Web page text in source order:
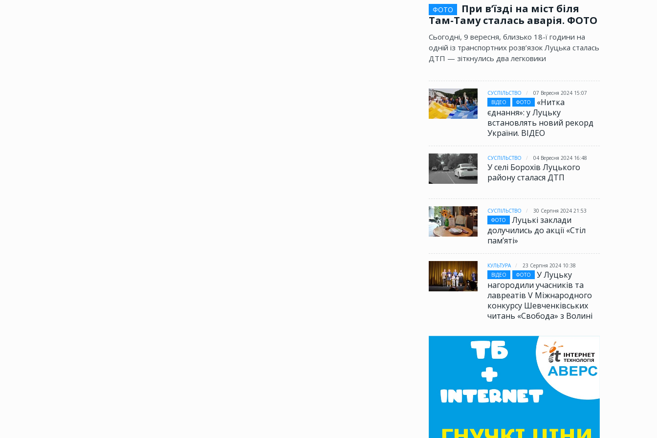
ФОТО
При в’їзді на міст біля
Там-Таму сталась аварія. ФОТО
Сьогодні, 9 вересня, близько 18-ї години на
одній із транспортних розв’язок Луцька сталась
ДТП — зіткнулись два легковики
СУСПІЛЬСТВО
07 Вересня 2024 15:07
ВІДЕО
ФОТО
«Нитка
єднання»: у Луцьку
встановлять новий рекорд
України. ВІДЕО
СУСПІЛЬСТВО 04 Вересня 2024 16:48
У селі Борохів Луцького
району сталася ДТП
СУСПІЛЬСТВО
30 Серпня 2024 21:53
ФОТО
Луцькі заклади
долучились до акції «Стіл
памʼяті»
КУЛЬТУРА
23 Серпня 2024 10:38
ВІДЕО
ФОТО
У Луцьку
нагородили учасників та
лавреатів V Міжнародного
конкурсу Шевченківських
читань «Свобода» з Волині